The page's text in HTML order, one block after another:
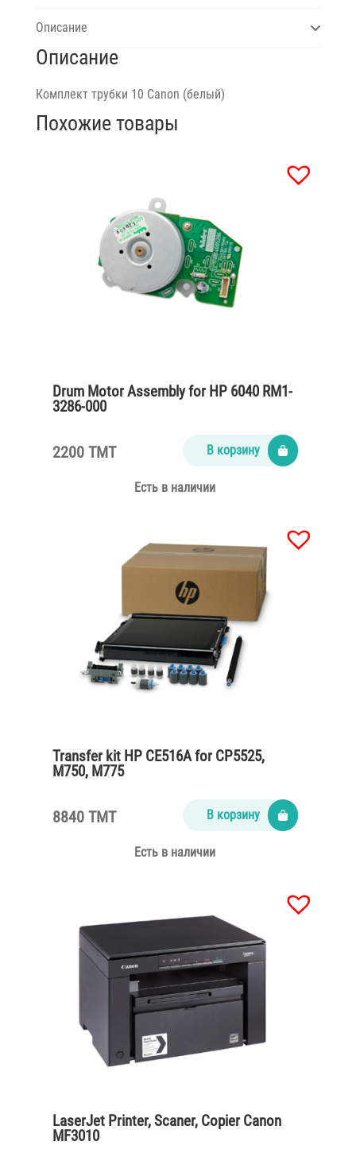
Описание
Описание
Комплект трубки 10 Canon (белый)
Похожие товары
Drum Motor Assembly for HP 6040 RM1-
3286-000
2200 TMT В корзину
Есть в наличии
Transfer kit HP CE516A for CP5525,
M750, M775
8840 TMT В корзину
Есть в наличии
LaserJet Printer, Scaner, Copier Canon
MF3010